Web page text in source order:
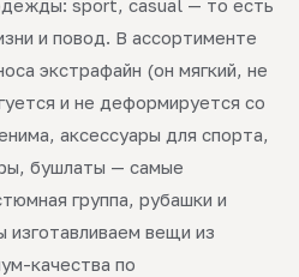
sport, casual — то есть
и повод. В ассортименте
экстрафайн (он мягкий, не
и не деформируется со
аксессуары для спорта,
бушлаты — самые
группа, рубашки и
вещи из
качества по